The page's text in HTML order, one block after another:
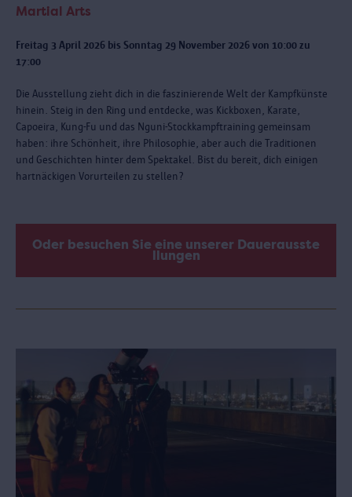
Martial Arts
Freitag 3 April 2026 bis Sonntag 29 November 2026 von 10:00 zu
17:00
Die Ausstellung zieht dich in die faszinierende Welt der Kampfkünste
hinein. Steig in den Ring und entdecke, was Kickboxen, Karate,
Capoeira, Kung-Fu und das Nguni-Stockkampftraining gemeinsam
haben: ihre Schönheit, ihre Philosophie, aber auch die Traditionen
und Geschichten hinter dem Spektakel. Bist du bereit, dich einigen
hartnäckigen Vorurteilen zu stellen?
Oder besuchen Sie eine unserer Dauerausste
llungen